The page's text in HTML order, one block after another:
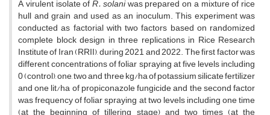
A virulent isolate ofR. solaniwas prepared on a mixture of rice
hull and grain and used as an inoculum. This experiment was
conducted as factorial with two factors based on randomized
complete block design in three replications in Rice Research
Institute of Iran (RRII), during 2021 and 2022. The first factor was
different concentrations of foliar spraying at five levels including
0 (control), one, two and three kg/ha of potassium silicate fertilizer
and one lit/ha of propiconazole fungicide and the second factor
was frequency of foliar spraying at two levels including one time